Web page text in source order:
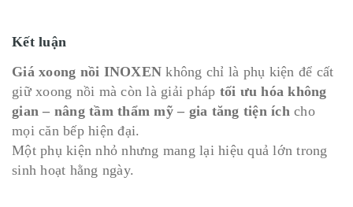
Kết luận
Giá xoong nồi INOXEN không chỉ là phụ kiện để cất
giữ xoong nồi mà còn là giải pháp tối ưu hóa không
gian – nâng tầm thẩm mỹ – gia tăng tiện ích cho
mọi căn bếp hiện đại.
Một phụ kiện nhỏ nhưng mang lại hiệu quả lớn trong
sinh hoạt hằng ngày.